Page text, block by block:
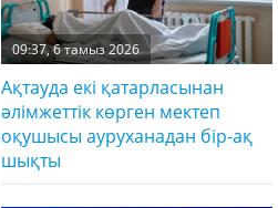
09:37, 6 тамыз 2026
Ақтауда екі қатарласынан
әлімжеттік көрген мектеп
оқушысы ауруханадан бір-ақ
шықты